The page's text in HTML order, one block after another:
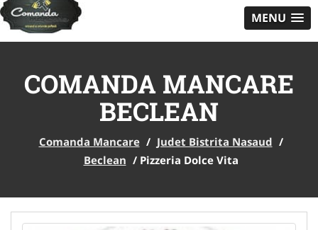
MENU
COMANDA MANCARE
BECLEAN
Comanda Mancare / Judet Bistrita Nasaud /
Beclean / Pizzeria Dolce Vita